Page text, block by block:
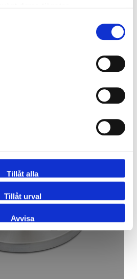
Tillåt alla
Tillåt urval
Avvisa